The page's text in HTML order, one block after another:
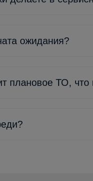
ожидания?
плановое ТО, что